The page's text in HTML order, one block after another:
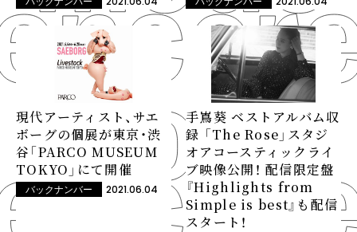
現代アーティスト、サエ
ボーグの個展が東京・渋
谷「PARCO MUSEUM
TOKYO」にて開催
バックナンバー 2021.06.04
手嶌葵 ベストアルバム収
録 「The Rose」スタジ
オアコースティックライ
ブ映像公開！ 配信限定盤
『Highlights from
Simple is best』も配信
スタート！